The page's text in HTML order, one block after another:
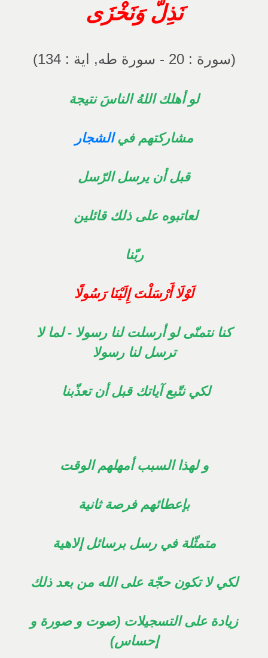
نَذِلَّ وَنَخْزَى
(سورة : 20 - سورة طه, اية : 134)
لو أهلك اللهُ الناسَ نتيجة
مشاركتهم فيالشجار
قبل أن يرسل الرّسل
لعاتبوه على ذلك قائلين
ربّنا
لَوْلَا أَرْسَلْتَ إِلَيْنَا رَسُولًا
كنا نتمنّى لو أرسلت لنا رسولا - لما لا
ترسل لنا رسولا
لكي نتّبع آياتك قبل أن تعذّبنا
و لهذا السبب أمهلهم الوقت
بإعطائهم فرصة ثانية
متمثّلة في رسل برسائل إلاهية
لكي لا تكون حجّة على الله من بعد ذلك
زيادة على التسجيلات (صوت و صورة و
إحساس)